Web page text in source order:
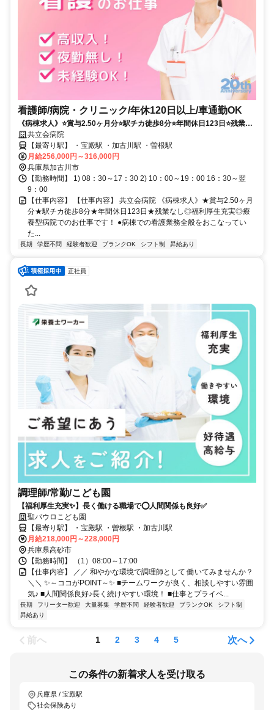
看護師/病院・クリニック/年休120日以上/車通勤OK
《病棟求人》⭐賞与2.50ヶ月分⭐駅チカ徒歩8分⭐年間休日123日⭐残業な
し⭕福利厚生充実⭕療養型病院でのお仕事です❗️
共立会病院
【最寄り駅】 ・宝殿駅 ・加古川駅 ・曽根駅
月給256,000円～316,000円
兵庫県加古川市
【勤務時間】 1) 08：30～17：30 2) 10：00～19：00 16：30～翌
9：00
【仕事内容】 【仕事内容】 共立会病院 《病棟求人》★賞与2.50ヶ月
分★駅チカ徒歩8分★年間休日123日★残業なし◎福利厚生充実◎療
養型病院でのお仕事です！ ●病棟での看護業務全般をおこなってい
た...
長期 学歴不問 経験者歓迎 ブランクOK シフト制 昇給あり
正社員
調理師/常勤/こども園
【福利厚生充実✨】長く働ける職場で⭕️人間関係も良好✅️
聖パウロこども園
【最寄り駅】 ・宝殿駅 ・曽根駅 ・加古川駅
月給218,000円～228,000円
兵庫県高砂市
【勤務時間】 （1）08:00～17:00
【仕事内容】 ／／ 和やかな環境で調理師として 働いてみませんか？
＼＼ ✨～ココがPOINT～✨ ■チームワークが良く、相談しやすい雰囲
気♪ ■人間関係良好♪長く続けやすい環境！ ■仕事とプライベ...
長期 フリーター歓迎 大量募集 学歴不問 経験者歓迎 ブランクOK
シフト制
昇給あり
前へ 1 2 3 4 5 次へ
この条件の新着求人を受け取る
兵庫県 / 宝殿駅
社会保険あり